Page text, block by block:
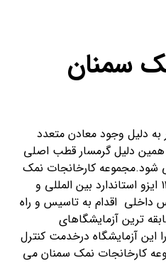
سمنان
دلیل وجود معادن متعدد
دلیل گرمسار قطب اصلی
شود.مجموعه کارخانجات نمک
سمنان گذشته از اخذ بیش از ۱۴ ایزو استاندارد بین المللی و
و تندیس داخلی اقدام به تاسیس و راه
ترین آزمایشگاهای
آزمایشگاه درخدمت کنترل
کارخانجات نمک سمنان می